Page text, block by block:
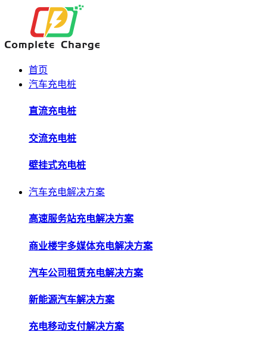
首页
汽车充电桩
直流充电桩
交流充电桩
壁挂式充电桩
汽车充电解决方案
高速服务站充电解决方案
商业楼宇多媒体充电解决方案
汽车公司租赁充电解决方案
新能源汽车解决方案
充电移动支付解决方案